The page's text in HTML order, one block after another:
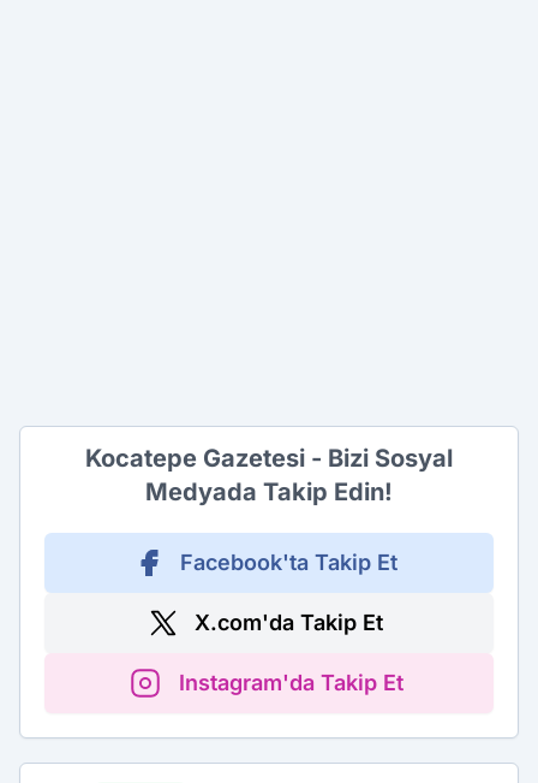
Kocatepe Gazetesi - Bizi Sosyal
Medyada Takip Edin!
Facebook'ta Takip Et
X.com'da Takip Et
Instagram'da Takip Et